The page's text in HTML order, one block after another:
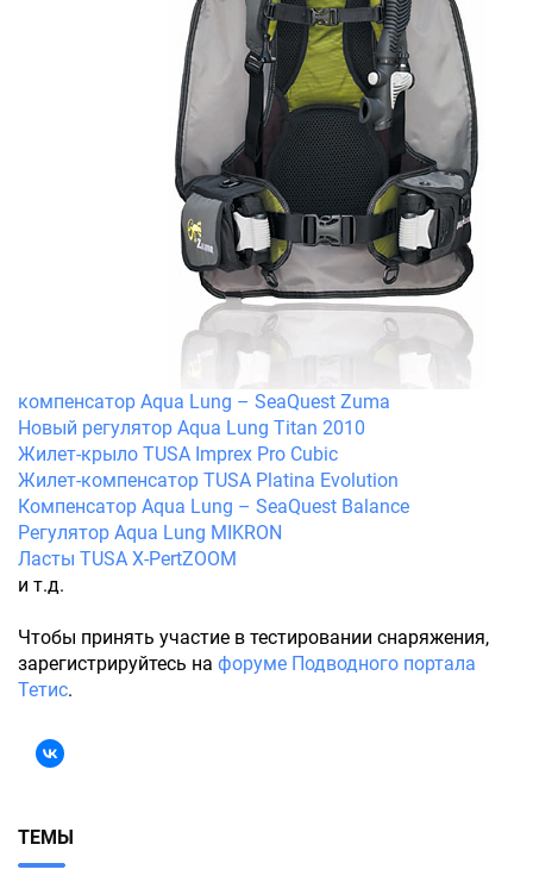
компенсатор Aqua Lung – SeaQuest Zuma
Новый регулятор Aqua Lung Titan 2010
Жилет-крыло TUSA Imprex Pro Cubic
Жилет-компенсатор TUSA Platina Evolution
Компенсатор Aqua Lung – SeaQuest Balance
Регулятор Aqua Lung MIKRON
Ласты TUSA X-PertZOOM
и т.д.
Чтобы принять участие в тестировании снаряжения,
зарегистрируйтесь на форуме Подводного портала
Тетис.
ТЕМЫ